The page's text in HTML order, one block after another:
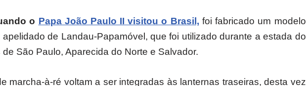
o Papa João Paulo II visitou o Brasil, foi fabricado um modelo
de Landau-Papamóvel, que foi utilizado durante a estada do
São Paulo, Aparecida do Norte e Salvador.
marcha-à-ré voltam a ser integradas às lanternas traseiras, desta vez